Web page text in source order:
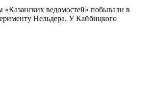
«Казанских ведомостей» побывали в
Нельдера. У Кайбицкого